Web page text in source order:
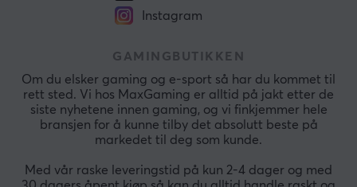
Instagram
GAMINGBUTIKKEN
Om du elsker gaming og e-sport så har du kommet til
rett sted. Vi hos MaxGaming er alltid på jakt etter de
siste nyhetene innen gaming, og vi finkjemmer hele
bransjen for å kunne tilby det absolutt beste på
markedet til deg som kunde.
Med vår raske leveringstid på kun 2-4 dager og med